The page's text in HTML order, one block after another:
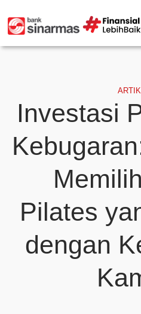
Investasi
Pilates
dengan